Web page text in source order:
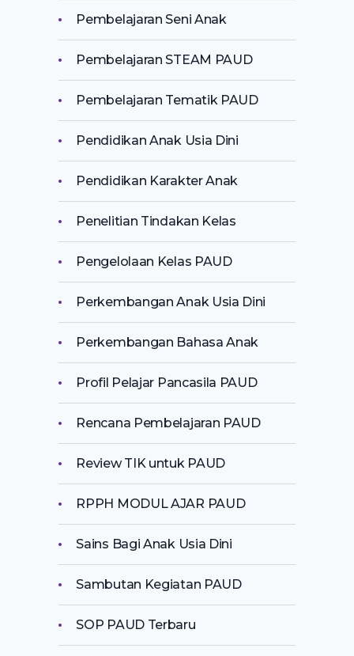
Pembelajaran Seni Anak
Pembelajaran STEAM PAUD
Pembelajaran Tematik PAUD
Pendidikan Anak Usia Dini
Pendidikan Karakter Anak
Penelitian Tindakan Kelas
Pengelolaan Kelas PAUD
Perkembangan Anak Usia Dini
Perkembangan Bahasa Anak
Profil Pelajar Pancasila PAUD
Rencana Pembelajaran PAUD
Review TIK untuk PAUD
RPPH MODUL AJAR PAUD
Sains Bagi Anak Usia Dini
Sambutan Kegiatan PAUD
SOP PAUD Terbaru